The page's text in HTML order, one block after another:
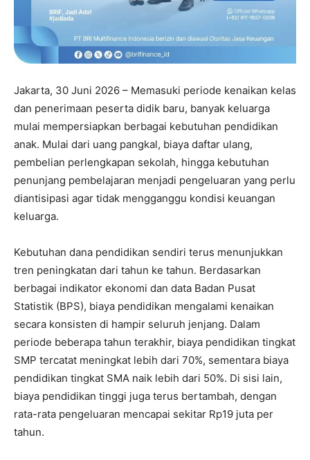
Jakarta, 30 Juni 2026 – Memasuki periode kenaikan kelas
dan penerimaan peserta didik baru, banyak keluarga
mulai mempersiapkan berbagai kebutuhan pendidikan
anak. Mulai dari uang pangkal, biaya daftar ulang,
pembelian perlengkapan sekolah, hingga kebutuhan
penunjang pembelajaran menjadi pengeluaran yang perlu
diantisipasi agar tidak mengganggu kondisi keuangan
keluarga.
Kebutuhan dana pendidikan sendiri terus menunjukkan
tren peningkatan dari tahun ke tahun. Berdasarkan
berbagai indikator ekonomi dan data Badan Pusat
Statistik (BPS), biaya pendidikan mengalami kenaikan
secara konsisten di hampir seluruh jenjang. Dalam
periode beberapa tahun terakhir, biaya pendidikan tingkat
SMP tercatat meningkat lebih dari 70%, sementara biaya
pendidikan tingkat SMA naik lebih dari 50%. Di sisi lain,
biaya pendidikan tinggi juga terus bertambah, dengan
rata-rata pengeluaran mencapai sekitar Rp19 juta per
tahun.